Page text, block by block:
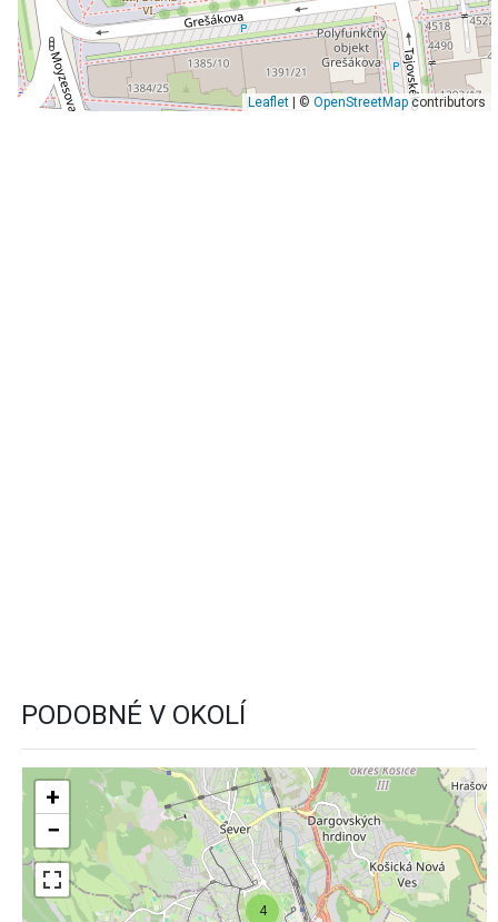
Leaflet| © OpenStreetMapcontributors
PODOBNÉ V OKOLÍ
4
+
−